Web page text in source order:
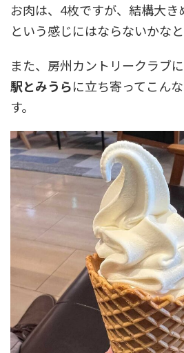
お肉は、4枚ですが、結構大き
という感じにはならないかなと
また、房州カントリークラブ
駅とみうらに立ち寄ってこん
す。